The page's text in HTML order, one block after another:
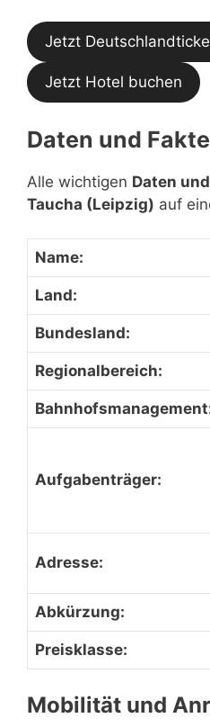
Jetzt
Jetzt Hotel buchen
Daten und
Alle wichtigen Daten
Taucha (Leipzig) auf
Name:
Land:
Bundesland:
Regionalbereich:
Aufgabenträger:
Adresse:
Abkürzung:
Preisklasse:
Mobilität und